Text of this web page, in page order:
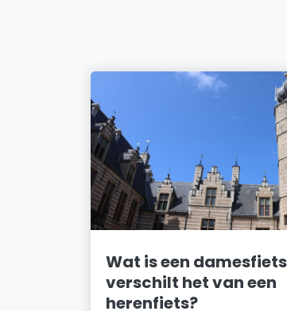
Wat is een
verschilt het van een
herenfiets?